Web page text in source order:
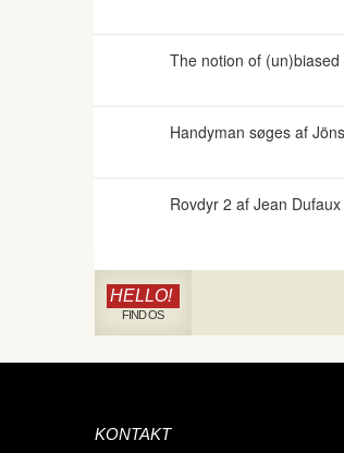
The notion of
Handyman søges af
Rovdyr 2 af Jean Dufaux
HELLO!
FIND OS
KONTAKT